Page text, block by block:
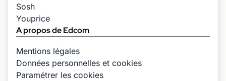
Sosh
Youprice
A propos de Edcom
Mentions légales
Données personnelles et cookies
Paramétrer les cookies